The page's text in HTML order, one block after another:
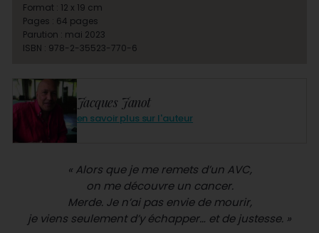
Jacques Janot
en savoir plus sur l'auteur
« Alors que je me remets d’un AVC,
on me découvre un cancer.
Merde. Je n’ai pas envie de mourir,
je viens seulement d’y échapper… et de justesse. »
Format : 12 x 19 cm
Pages : 64 pages
Parution : mai 2023
ISBN : 978-2-35523-770-6